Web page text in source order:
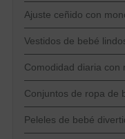
Ajuste ceñido con
Vestidos de bebé
Comodidad diaria con
Conjuntos de ropa de
Peleles de bebé